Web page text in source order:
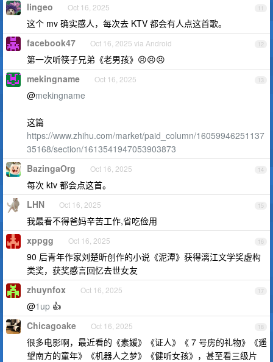
11
lingeo Oct 16, 2025
这个 mv 确实感人，每次去 KTV 都会有人点这首歌。
12
facebook47 Oct 16, 2025 via Android
第一次听筷子兄弟《老男孩》😣😣😣
13
mekingname Oct 16, 2025
@mekingname
这篇
https://www.zhihu.com/market/paid_column/16059946251137
35168/section/1613541947053903873
14
BazingaOrg Oct 16, 2025
每次 ktv 都会点这首。
15
LHN Oct 16, 2025
我最看不得爸妈辛苦工作,省吃俭用
16
xppgg Oct 16, 2025
90 后青年作家刘楚昕创作的小说《泥潭》获得漓江文学奖虚构
类奖，获奖感言回忆去世女友
17
zhuynfox Oct 16, 2025
@1up 👍
18
Chicagoake Oct 16, 2025
很多电影啊，最近看的《素媛》《证人》《 7 号房的礼物》《遥
望南方的童年》《机器人之梦》《健听女孩》，甚至看三级片